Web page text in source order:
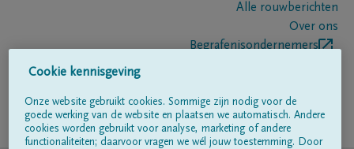
Alle rouwberichten
Over ons
Begrafenisondernemers
Volg ons op
Cookie kennisgeving
Onze website gebruikt cookies. Sommige zijn nodig voor de
goede werking van de website en plaatsen we automatisch. Andere
cookies worden gebruikt voor analyse, marketing of andere
functionaliteiten; daarvoor vragen we wél jouw toestemming. Door